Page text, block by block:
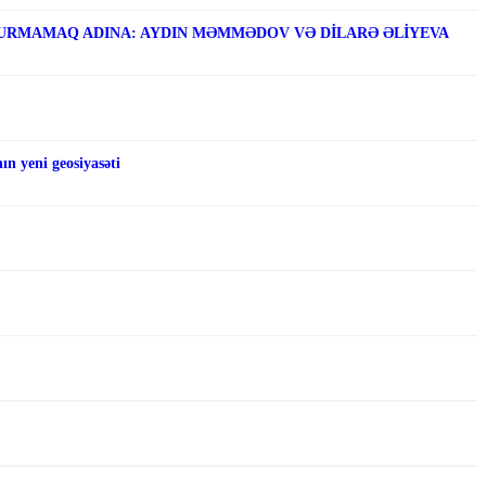
ADINA: AYDIN MƏMMƏDOV VƏ DİLARƏ ƏLİYEVA
yeni geosiyasəti